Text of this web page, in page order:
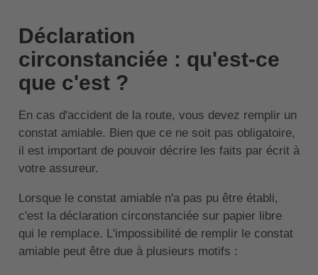
Déclaration
circonstanciée : qu'est-ce
que c'est ?
En cas d'accident de la route, vous devez remplir un
constat amiable. Bien que ce ne soit pas obligatoire,
il est important de pouvoir décrire les faits par écrit à
votre assureur.
Lorsque le constat amiable n'a pas pu être établi,
c'est la déclaration circonstanciée sur papier libre
qui le remplace. L'impossibilité de remplir le constat
amiable peut être due à plusieurs motifs :